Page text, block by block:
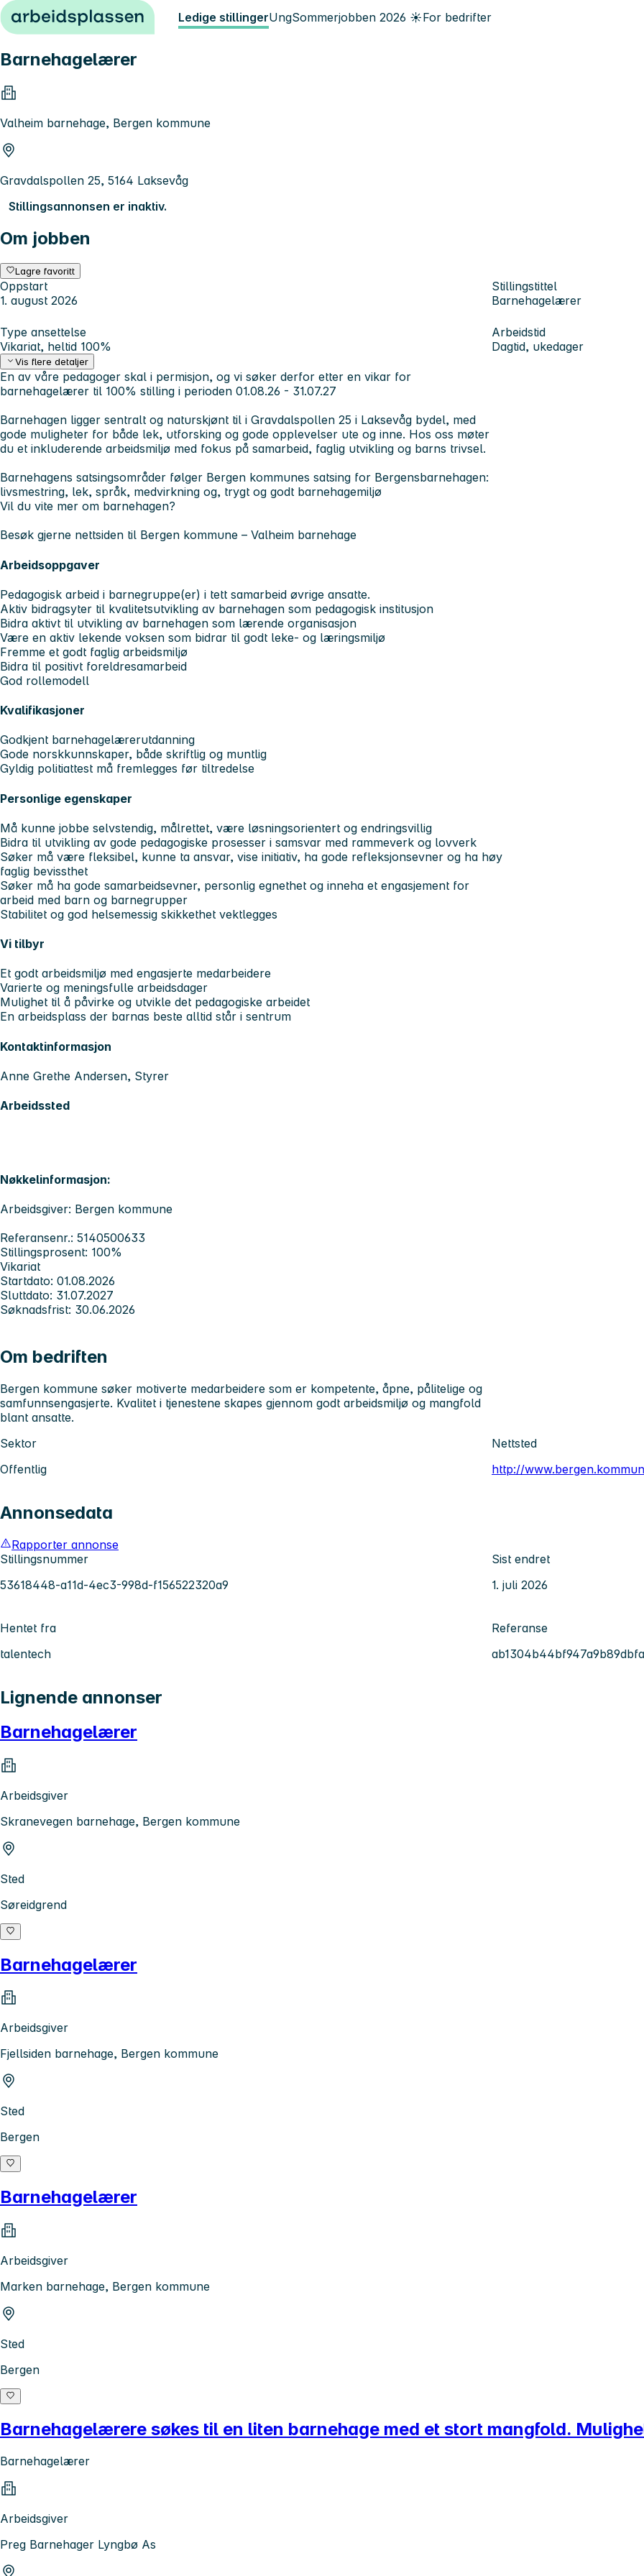
Hopp til innhold Ledige stillingerUngSommerjobben 2026 ☀️For bedrifter
Barnehagelærer
Valheim barnehage, Bergen kommune
Gravdalspollen 25, 5164 Laksevåg
Stillingsannonsen er inaktiv.
Om jobben
Lagre favoritt
Oppstart
1. august 2026
Stillingstittel
Barnehagelærer
Type ansettelse
Vikariat, heltid 100%
Arbeidstid
Dagtid, ukedager
Vis flere detaljer
En av våre pedagoger skal i permisjon, og vi søker derfor etter en vikar for
barnehagelærer til 100% stilling i perioden 01.08.26 - 31.07.27
Barnehagen ligger sentralt og naturskjønt til i Gravdalspollen 25 i Laksevåg bydel, med
gode muligheter for både lek, utforsking og gode opplevelser ute og inne. Hos oss møter
du et inkluderende arbeidsmiljø med fokus på samarbeid, faglig utvikling og barns trivsel.
Barnehagens satsingsområder følger Bergen kommunes satsing for Bergensbarnehagen:
livsmestring, lek, språk, medvirkning og, trygt og godt barnehagemiljø
Vil du vite mer om barnehagen?
Besøk gjerne nettsiden til Bergen kommune – Valheim barnehage
Arbeidsoppgaver
Pedagogisk arbeid i barnegruppe(er) i tett samarbeid øvrige ansatte.
Aktiv bidragsyter til kvalitetsutvikling av barnehagen som pedagogisk institusjon
Bidra aktivt til utvikling av barnehagen som lærende organisasjon
Være en aktiv lekende voksen som bidrar til godt leke- og læringsmiljø
Fremme et godt faglig arbeidsmiljø
Bidra til positivt foreldresamarbeid
God rollemodell
Kvalifikasjoner
Godkjent barnehagelærerutdanning
Gode norskkunnskaper, både skriftlig og muntlig
Gyldig politiattest må fremlegges før tiltredelse
Personlige egenskaper
Må kunne jobbe selvstendig, målrettet, være løsningsorientert og endringsvillig
Bidra til utvikling av gode pedagogiske prosesser i samsvar med rammeverk og lovverk
Søker må være fleksibel, kunne ta ansvar, vise initiativ, ha gode refleksjonsevner og ha høy
faglig bevissthet
Søker må ha gode samarbeidsevner, personlig egnethet og inneha et engasjement for
arbeid med barn og barnegrupper
Stabilitet og god helsemessig skikkethet vektlegges
Vi tilbyr
Et godt arbeidsmiljø med engasjerte medarbeidere
Varierte og meningsfulle arbeidsdager
Mulighet til å påvirke og utvikle det pedagogiske arbeidet
En arbeidsplass der barnas beste alltid står i sentrum
Kontaktinformasjon
Anne Grethe Andersen, Styrer
Arbeidssted
Nøkkelinformasjon:
Arbeidsgiver: Bergen kommune
Referansenr.: 5140500633
Stillingsprosent: 100%
Vikariat
Startdato: 01.08.2026
Sluttdato: 31.07.2027
Søknadsfrist: 30.06.2026
Om bedriften
Bergen kommune søker motiverte medarbeidere som er kompetente, åpne, pålitelige og
samfunnsengasjerte. Kvalitet i tjenestene skapes gjennom godt arbeidsmiljø og mangfold
blant ansatte.
Sektor
Offentlig
Nettsted
http://
Annonsedata
Rapporter annonse
Stillingsnummer
53618448-a11d-4ec3-998d-f156522320a9
Sist endret
1. juli 2026
Hentet fra
talentech
Referanse
Lignende annonser
Barnehagelærer
Arbeidsgiver
Skranevegen barnehage, Bergen kommune
Sted
Søreidgrend
Barnehagelærer
Arbeidsgiver
Fjellsiden barnehage, Bergen kommune
Sted
Bergen
Barnehagelærer
Arbeidsgiver
Marken barnehage, Bergen kommune
Sted
Bergen
Barnehagelærere søkes til en liten barnehage med et stort mangfold.
Barnehagelærer
Arbeidsgiver
Preg Barnehager Lyngbø As